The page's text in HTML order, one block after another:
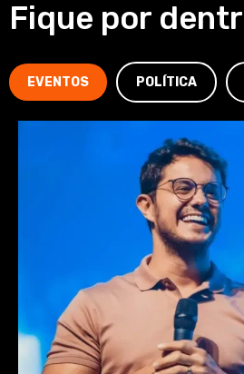
Fique por
EVENTOS POLÍTICA